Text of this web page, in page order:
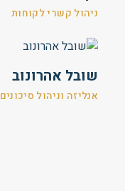
ניהול קשרי לקוחות
שובל אהרונוב
אנליזה וניהול סיכונים